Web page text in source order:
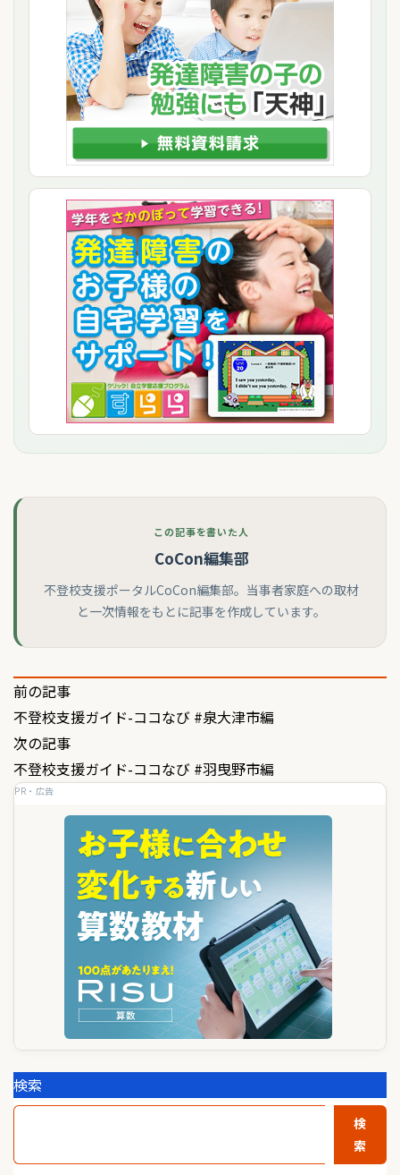
この記事を書いた人
CoCon編集部
不登校支援ポータルCoCon編集部。当事者家庭への取材
と一次情報をもとに記事を作成しています。
投
稿
ナ
ビ
前の記事
不登校支援ガイド-ココなび #泉大津市編
次の記事
不登校支援ガイド-ココなび #羽曳野市編
PR・広告
検索
検
索